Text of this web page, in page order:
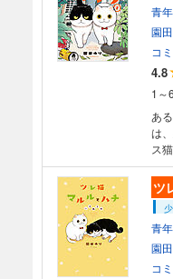
青
園
コ
4.8
1～
あ
は
ス
の
か
す！
ツ
青
園
コ